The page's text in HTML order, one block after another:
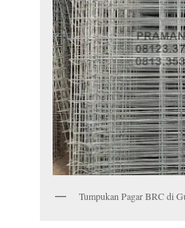
Tumpukan Pagar BRC di